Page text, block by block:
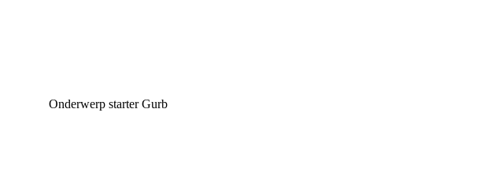
Onderwerp starter Gurb